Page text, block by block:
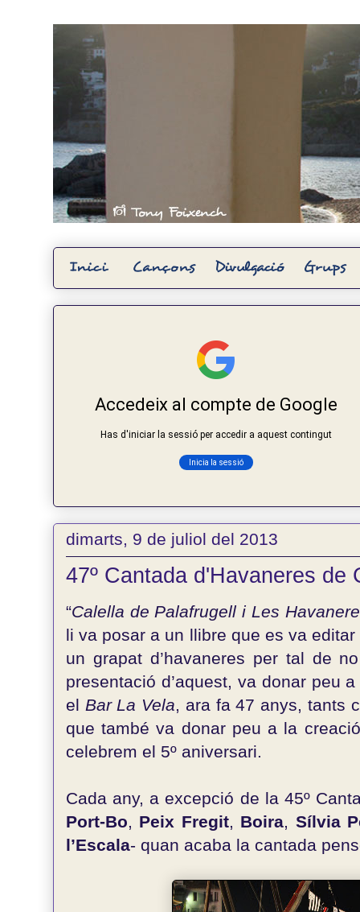
dimarts, 9 de juliol del 2013
47º Cantada d'Havaneres de
“Calella de Palafrugell i Les
li va posar a un llibre que es va
un grapat d’havaneres per tal de
presentació d’aquest, va donar peu
el Bar La Vela, ara fa 47 anys, tants
que també va donar peu a la
celebrem el 5º aniversari.
Cada any, a excepció de la 45º
Port-Bo, Peix Fregit, Boira, Sílvia
l’Escala- quan acaba la cantada